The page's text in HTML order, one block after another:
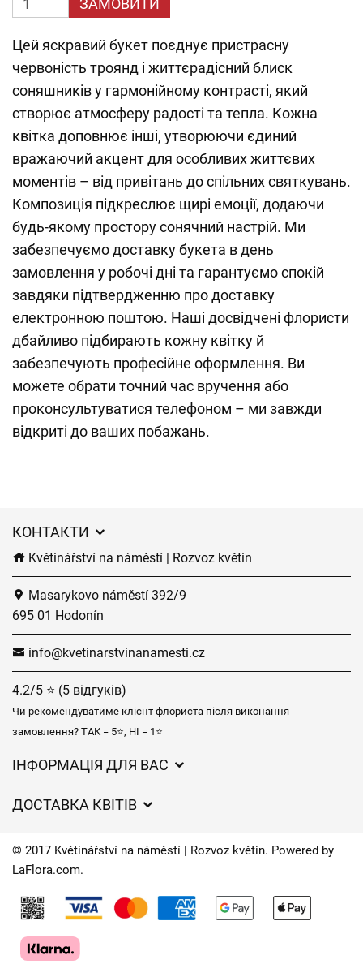
ЗАМОВИТИ
Цей яскравий букет поєднує пристрасну
червоність троянд і життєрадісний блиск
соняшників у гармонійному контрасті, який
створює атмосферу радості та тепла. Кожна
квітка доповнює інші, утворюючи єдиний
вражаючий акцент для особливих життєвих
моментів – від привітань до спільних святкувань.
Композиція підкреслює щирі емоції, додаючи
будь-якому простору сонячний настрій. Ми
забезпечуємо доставку букета в день
замовлення у робочі дні та гарантуємо спокій
завдяки підтвердженню про доставку
електронною поштою. Наші досвідчені флористи
дбайливо підбирають кожну квітку й
забезпечують професійне оформлення. Ви
можете обрати точний час вручення або
проконсультуватися телефоном – ми завжди
відкриті до ваших побажань.
КОНТАКТИ
Květinářství na náměstí | Rozvoz květin
Masarykovo náměstí 392/9
695 01 Hodonín
info@kvetinarstvinanamesti.cz
4.2/5 ⭐ (5 відгуків)
Чи рекомендуватиме клієнт флориста після виконання
замовлення? ТАК = 5⭐, НІ = 1⭐
ІНФОРМАЦІЯ ДЛЯ ВАС
Захист персональних даних
Час доставки квітів – огляд можливостей
ДОСТАВКА КВІТІВ
Куди ми доставляємо квіти
Контакти
© 2017 Květinářství na náměstí | Rozvoz květin. Powered by
LaFlora.com.